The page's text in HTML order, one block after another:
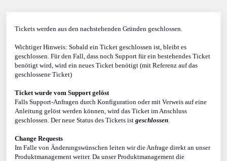
Tickets werden aus den nachstehenden Gründen geschlossen.
Wichtiger Hinweis: Sobald ein Ticket geschlossen ist, bleibt es
geschlossen. Für den Fall, dass noch Support für ein bestehendes Ticket
benötigt wird, wird ein neues Ticket benötigt (mit Referenz auf das
geschlossene Ticket)
Ticket wurde vom Support gelöst
Falls Support-Anfragen durch Konfiguration oder mit Verweis auf eine
Anleitung gelöst werden können, wird das Ticket im Anschluss
geschlossen. Der neue Status des Tickets ist geschlossen.
Change Requests
Im Falle von Änderungswünschen leiten wir die Anfrage direkt an unser
Produktmanagement weiter. Da unser Produktmanagement die